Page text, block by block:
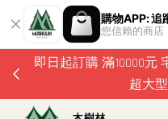
購物APP: 追
您信賴的商店
即日起訂購 滿10000元
超大